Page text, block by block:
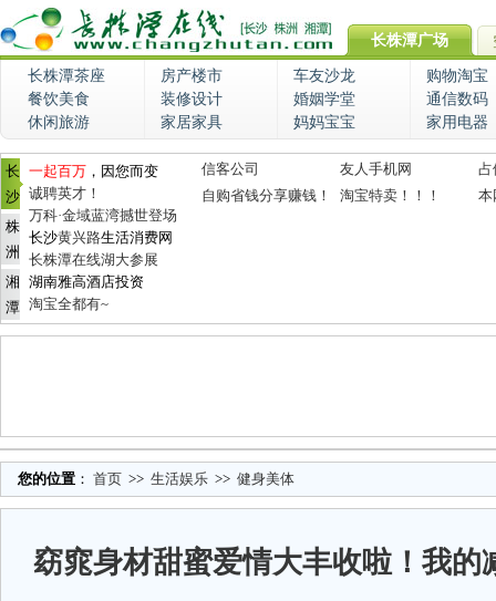
长株潭广场
长株潭茶座 房产楼市 车友沙龙
购物淘宝
餐饮美食
装修设计 婚姻学堂
通信数码
休闲旅游
家居家具 妈妈宝宝 家用电器
长
沙
株
洲
湘
潭
一起百万 ，因您而变
诚聘英才！
万科·金域蓝湾撼世登场
长沙黄兴路生活消费网
长株潭在线湖大参展
湖南雅高酒店投资
淘宝全都有~
信客公司 友人手机网
占
自购省钱分享赚钱！
淘宝特卖！！！ 本
您的位置 ： 首页 >> 生活娱乐 >> 健身美体
窈窕身材甜蜜爱情大丰收啦！我的